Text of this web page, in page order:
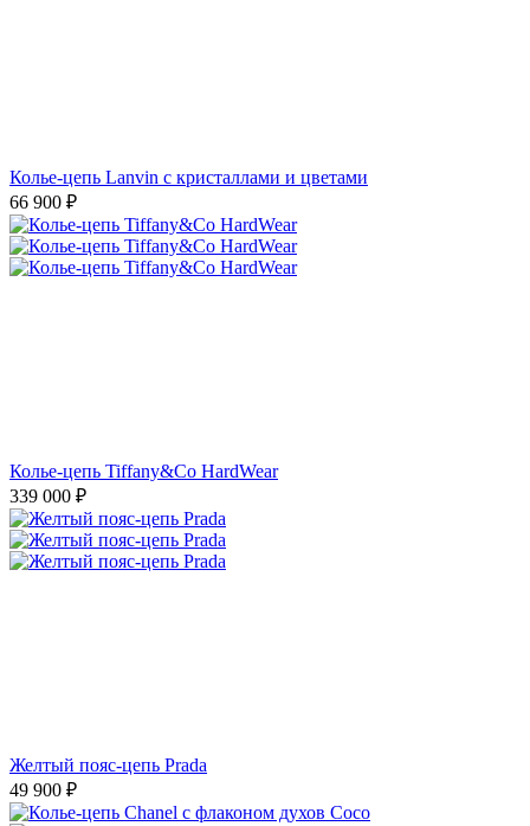
Колье-цепь Lanvin с кристаллами и цветами
66 900 ₽
Колье-цепь Tiffany&Co HardWear
339 000 ₽
Желтый пояс-цепь Prada
49 900 ₽